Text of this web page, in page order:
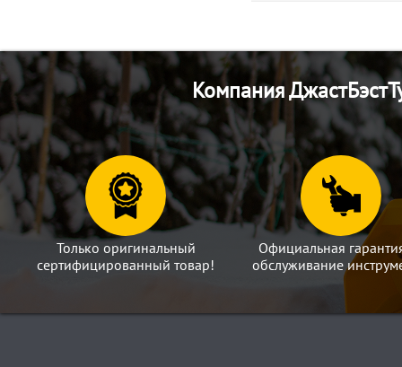
Компания
Только оригинальный
сертифицированный товар!
Официальная
обслуживание